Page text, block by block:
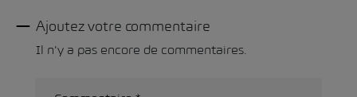
Ajoutez votre commentaire
Il n'y a pas encore de commentaires.